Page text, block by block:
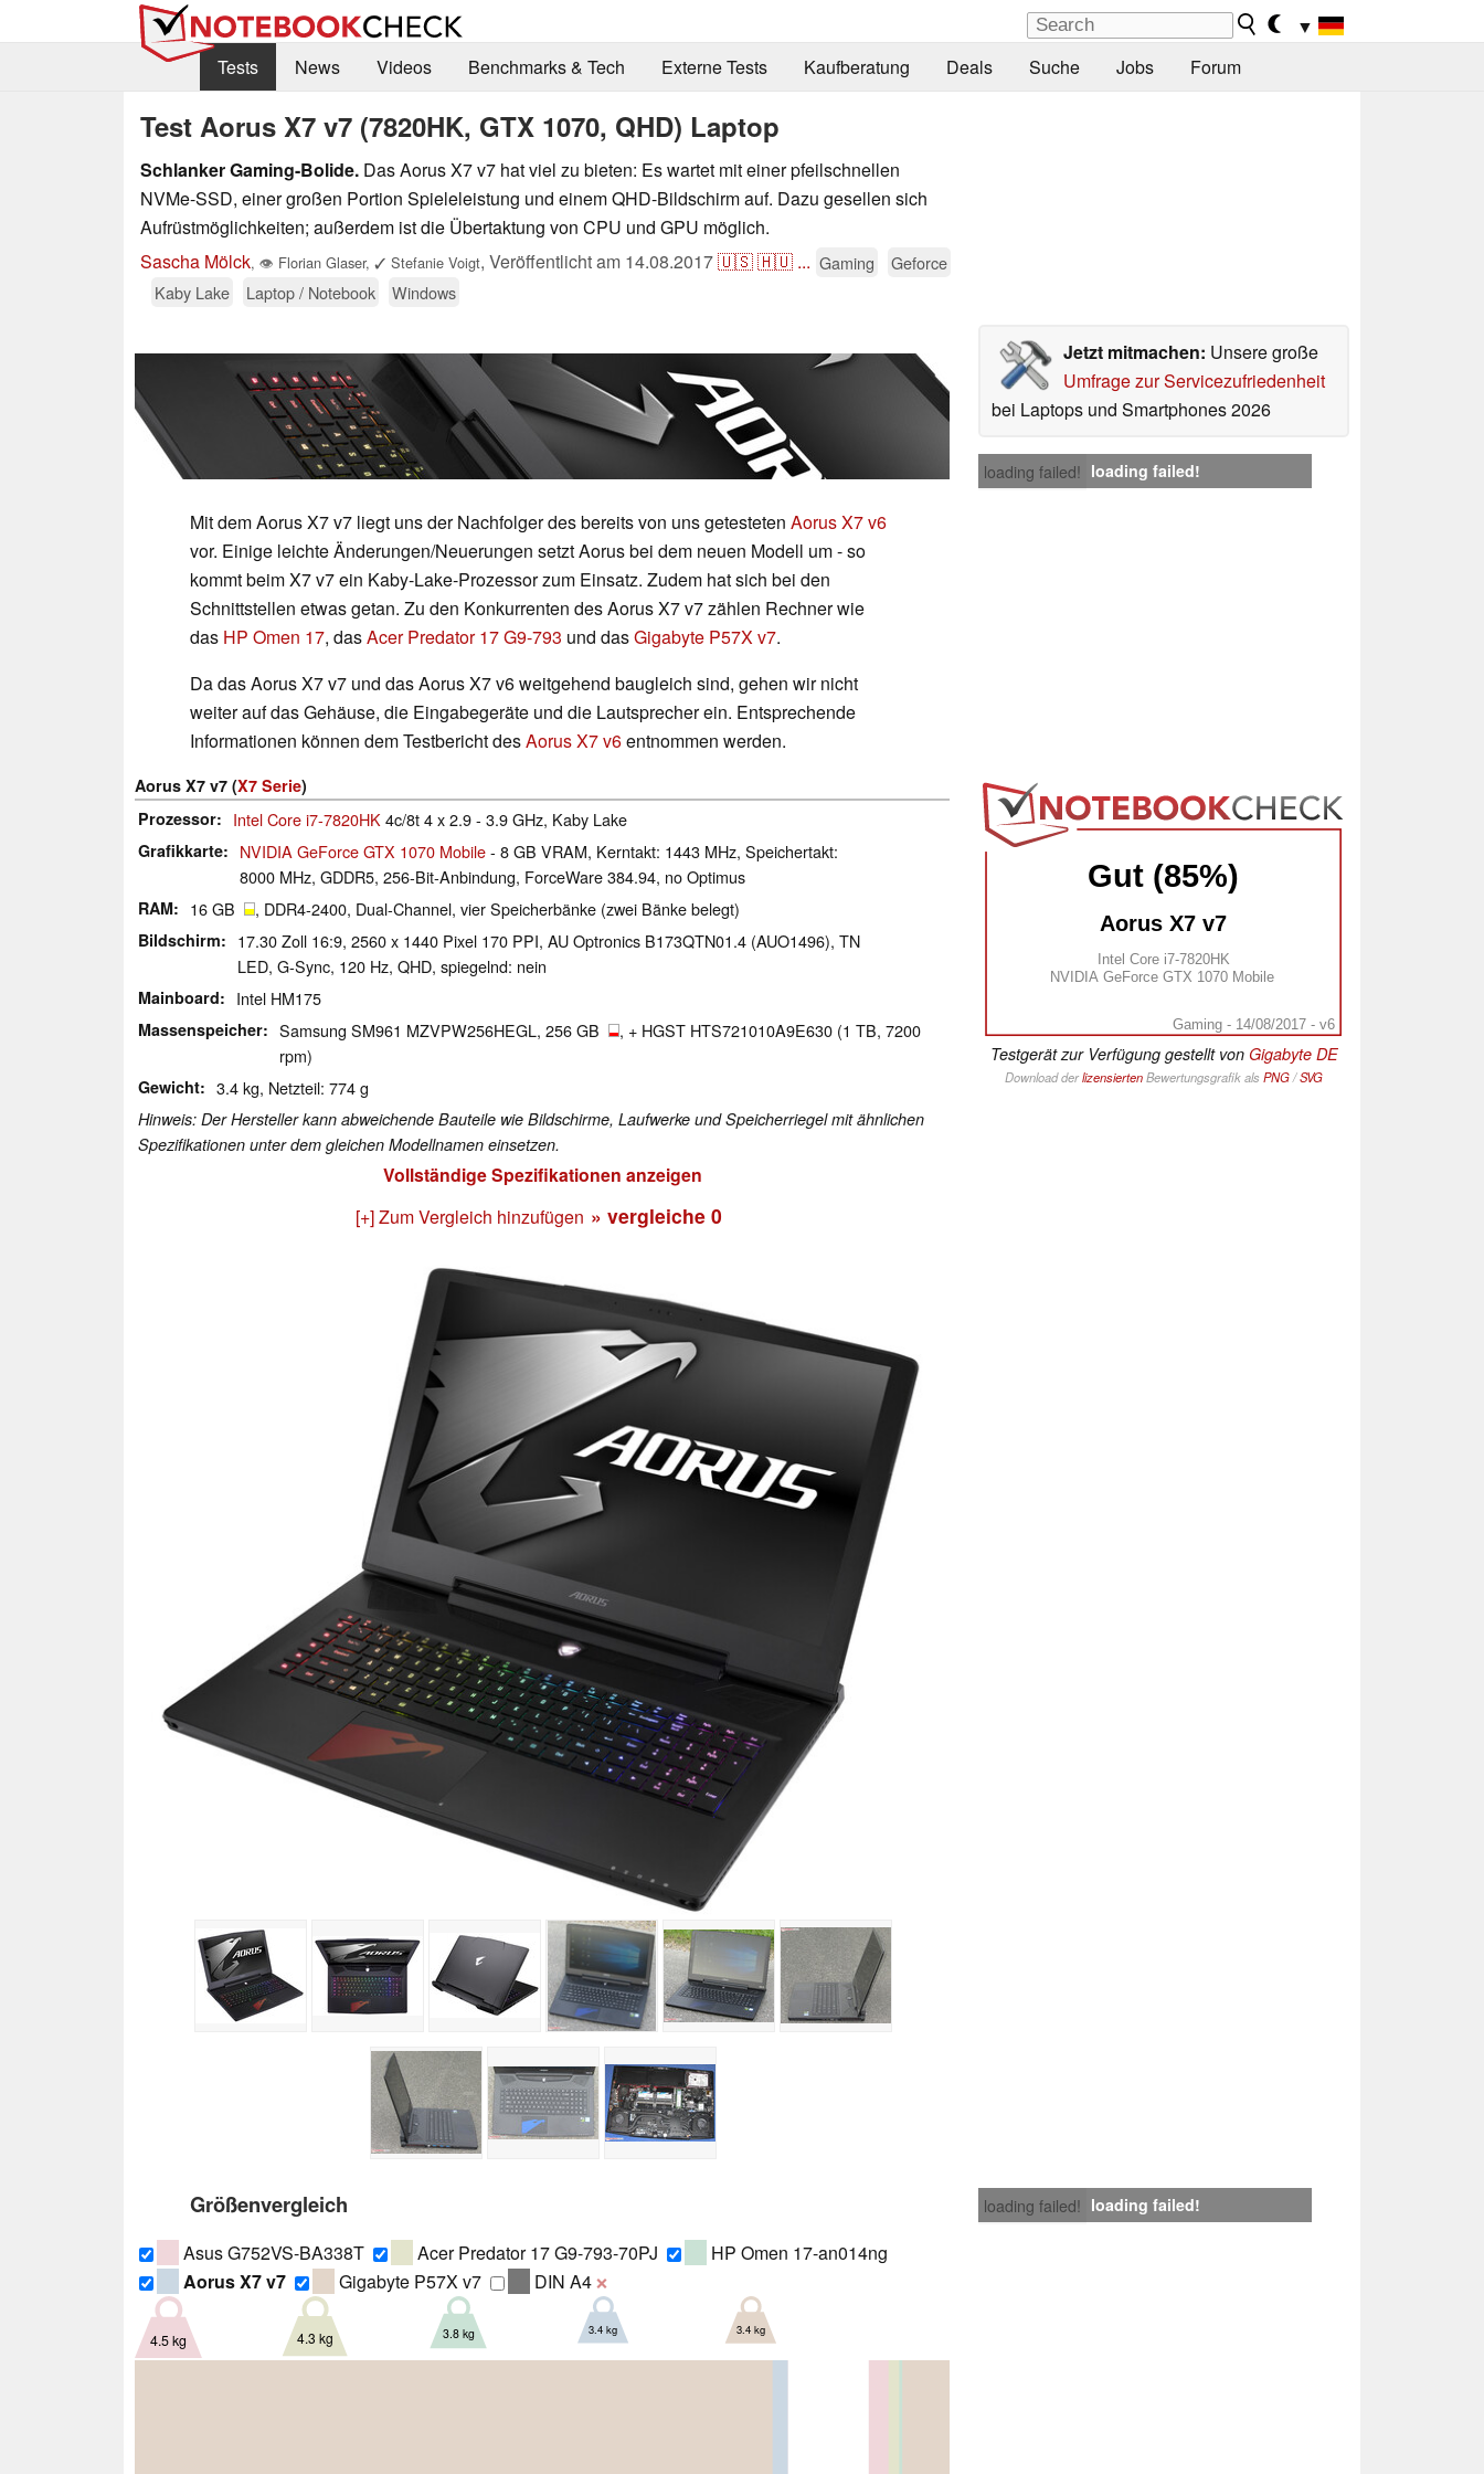
▼
Tests
News Videos Benchmarks & Tech Externe Tests Kaufberatung Deals Suche Jobs Forum
Test Aorus X7 v7 (7820HK, GTX 1070, QHD) Laptop
Schlanker Gaming-Bolide. Das Aorus X7 v7 hat viel zu bieten: Es wartet mit einer pfeilschnellen
NVMe-SSD, einer großen Portion Spieleleistung und einem QHD-Bildschirm auf. Dazu gesellen sich
Aufrüstmöglichkeiten; außerdem ist die Übertaktung von CPU und GPU möglich.
Sascha Mölck, 👁 Florian Glaser, ✓ Stefanie Voigt, Veröffentlicht am 14.08.2017🇺🇸🇭🇺 ... Gaming
Geforce
Kaby Lake
Laptop / Notebook Windows
Jetzt mitmachen: Unsere große
Umfrage zur Servicezufriedenheit
bei Laptops und Smartphones 2026
loading failed! loading failed!
Mit dem Aorus X7 v7 liegt uns der Nachfolger des bereits von uns getesteten Aorus X7 v6
vor. Einige leichte Änderungen/Neuerungen setzt Aorus bei dem neuen Modell um - so
kommt beim X7 v7 ein Kaby-Lake-Prozessor zum Einsatz. Zudem hat sich bei den
Schnittstellen etwas getan. Zu den Konkurrenten des Aorus X7 v7 zählen Rechner wie
das HP Omen 17, dasAcer Predator 17 G9-793 und dasGigabyte P57X v7.
Da das Aorus X7 v7 und das Aorus X7 v6 weitgehend baugleich sind, gehen wir nicht
weiter auf das Gehäuse, die Eingabegeräte und die Lautsprecher ein. Entsprechende
Informationen können dem Testbericht desAorus X7 v6entnommen werden.
Gut (85%)
Aorus X7 v7
Intel Core i7-7820HK
NVIDIA GeForce GTX 1070 Mobile
Gaming - 14/08/2017 - v6
Testgerät zur Verfügung gestellt von Gigabyte DE
Download derlizensiertenBewertungsgrafik als PNG/SVG
Aorus X7 v7 (X7 Serie)
Prozessor
Intel Core i7-7820HK 4c/8t 4 x 2.9 - 3.9 GHz, Kaby Lake
Grafikkarte NVIDIA GeForce GTX 1070 Mobile- 8 GB VRAM, Kerntakt: 1443 MHz, Speichertakt:
8000 MHz, GDDR5, 256-Bit-Anbindung, ForceWare 384.94, no Optimus
RAM 16 GB , DDR4-2400, Dual-Channel, vier Speicherbänke (zwei Bänke belegt)
Bildschirm
17.30 Zoll 16:9, 2560 x 1440 Pixel 170 PPI, AU Optronics B173QTN01.4 (AUO1496), TN
LED, G-Sync, 120 Hz, QHD, spiegelnd: nein
Mainboard Intel HM175
Massenspeicher Samsung SM961 MZVPW256HEGL, 256 GB
, + HGST HTS721010A9E630 (1 TB, 7200
rpm)
Gewicht 3.4 kg, Netzteil: 774 g
Hinweis: Der Hersteller kann abweichende Bauteile wie Bildschirme, Laufwerke und Speicherriegel mit ähnlichen
Spezifikationen unter dem gleichen Modellnamen einsetzen.
Vollständige Spezifikationen anzeigen
[+] Zum Vergleich hinzufügen » vergleiche 0
loading failed! loading failed!
Größenvergleich
Asus G752VS-BA338T Acer Predator 17 G9-793-70PJ
HP Omen 17-an014ng
Aorus X7 v7
Gigabyte P57X v7 DIN A4 ❌
4.5 kg 4.3 kg 3.8 kg 3.4 kg 3.4 kg